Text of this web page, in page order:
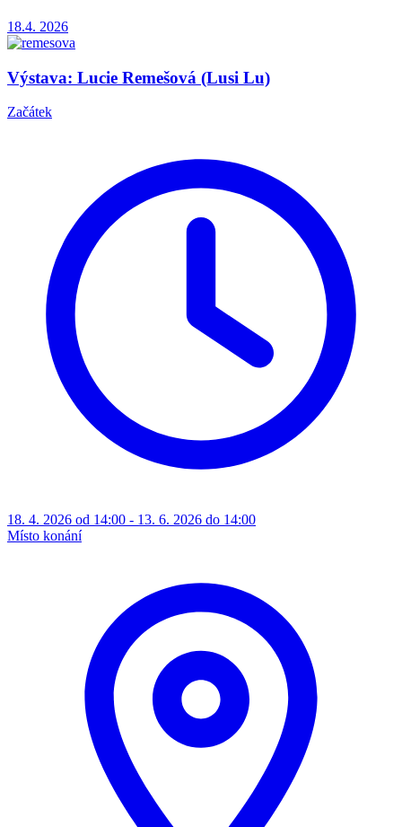
18.4. 2026
Výstava: Lucie Remešová (Lusi Lu)
Začátek
18. 4. 2026 od 14:00 - 13. 6. 2026 do 14:00
Místo konání